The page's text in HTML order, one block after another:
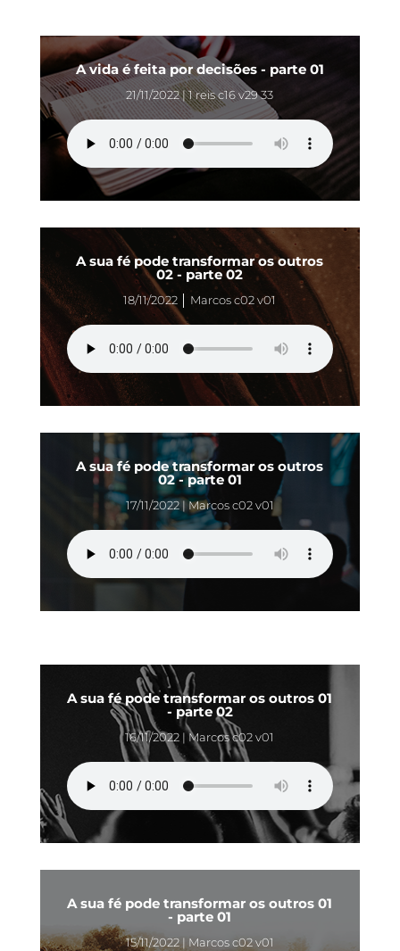
A vida é feita por decisões - parte 01
21/11/2022 | 1 reis c16 v29 33
A sua fé pode transformar os outros
02 - parte 02
18/11/2022 │ Marcos c02 v01
A sua fé pode transformar os outros
02 - parte 01
17/11/2022 | Marcos c02 v01
A sua fé pode transformar os outros 01
- parte 02
16/11/2022 | Marcos c02 v01
A sua fé pode transformar os outros 01
- parte 01
15/11/2022 | Marcos c02 v01